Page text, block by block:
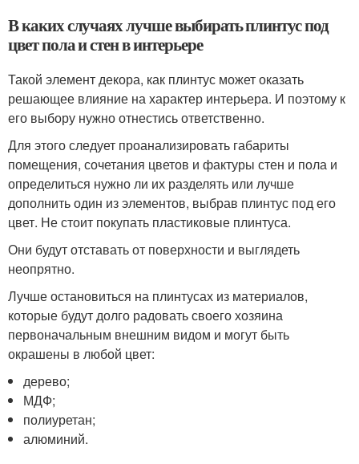
В каких случаях лучше выбирать плинтус под
цвет пола и стен в интерьере
Такой элемент декора, как плинтус может оказать
решающее влияние на характер интерьера. И поэтому к
его выбору нужно отнестись ответственно.
Для этого следует проанализировать габариты
помещения, сочетания цветов и фактуры стен и пола и
определиться нужно ли их разделять или лучше
дополнить один из элементов, выбрав плинтус под его
цвет. Не стоит покупать пластиковые плинтуса.
Они будут отставать от поверхности и выглядеть
неопрятно.
Лучше остановиться на плинтусах из материалов,
которые будут долго радовать своего хозяина
первоначальным внешним видом и могут быть
окрашены в любой цвет:
дерево;
МДФ;
полиуретан;
алюминий.